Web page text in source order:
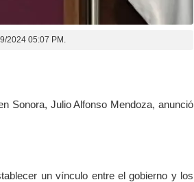
2024 05:07 PM.
Sonora, Julio Alfonso Mendoza, anunció
un vínculo entre el gobierno y los